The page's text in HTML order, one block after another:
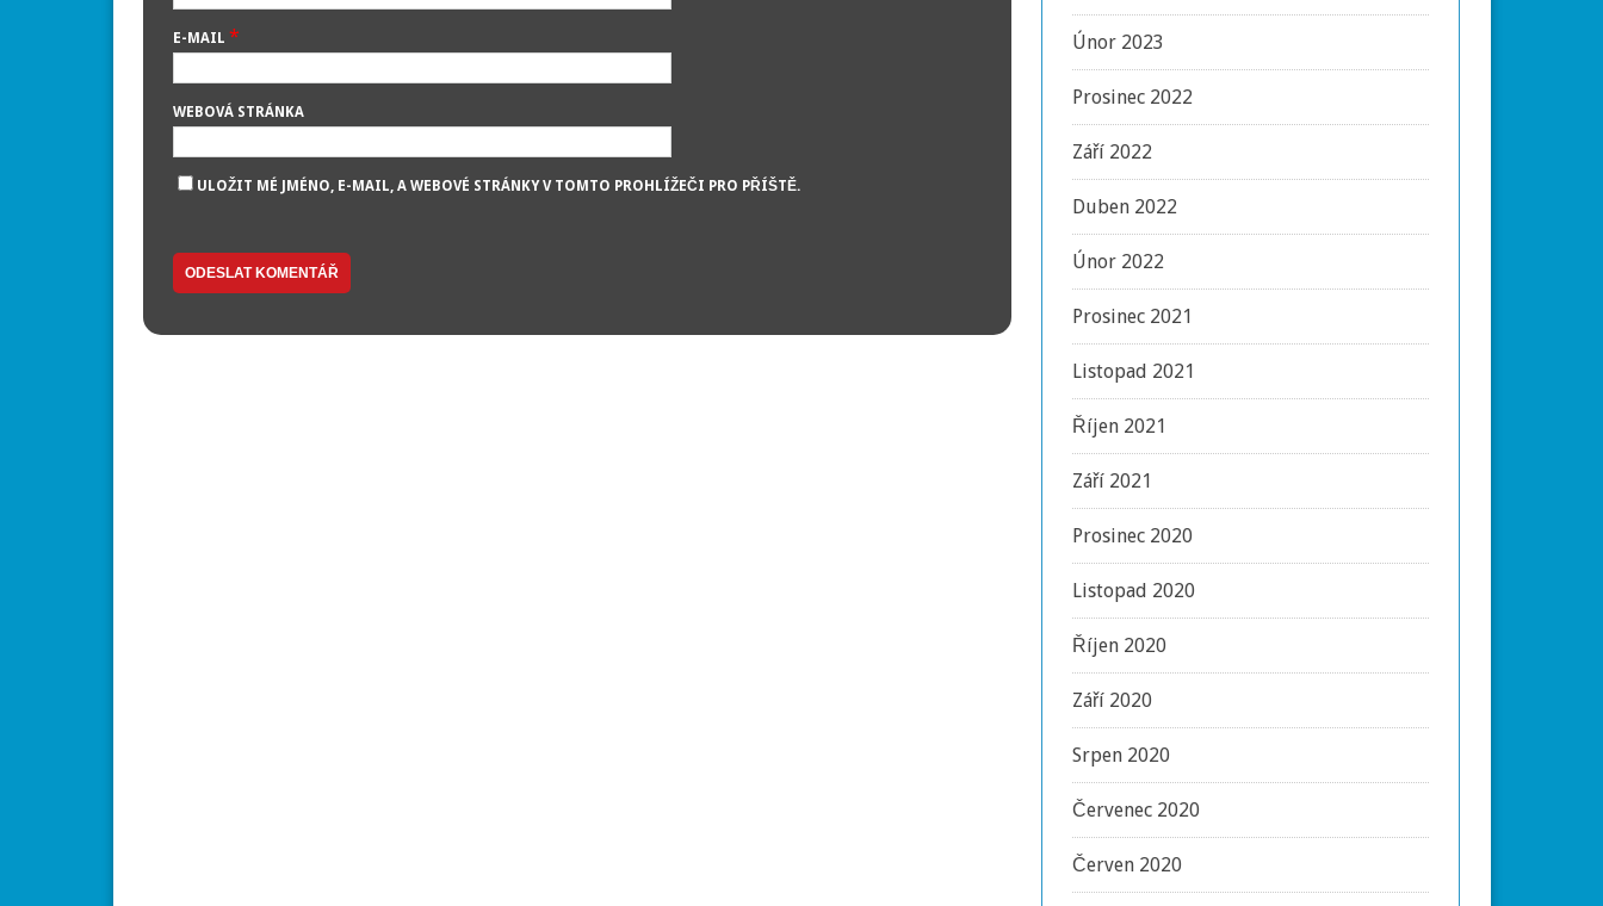
E-MAIL *
WEBOVÁ STRÁNKA
ULOŽIT MÉ JMÉNO, E-MAIL, A WEBOVÉ STRÁNKY V TOMTO PROHLÍŽEČI PRO PŘÍŠTĚ.
Únor 2023
Prosinec 2022
Září 2022
Duben 2022
Únor 2022
Prosinec 2021
Listopad 2021
Říjen 2021
Září 2021
Prosinec 2020
Listopad 2020
Říjen 2020
Září 2020
Srpen 2020
Červenec 2020
Červen 2020